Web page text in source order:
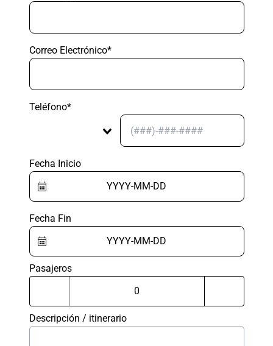
Correo Electrónico*
Teléfono*
Fecha Inicio
Fecha Fin
Pasajeros
Descripción / itinerario